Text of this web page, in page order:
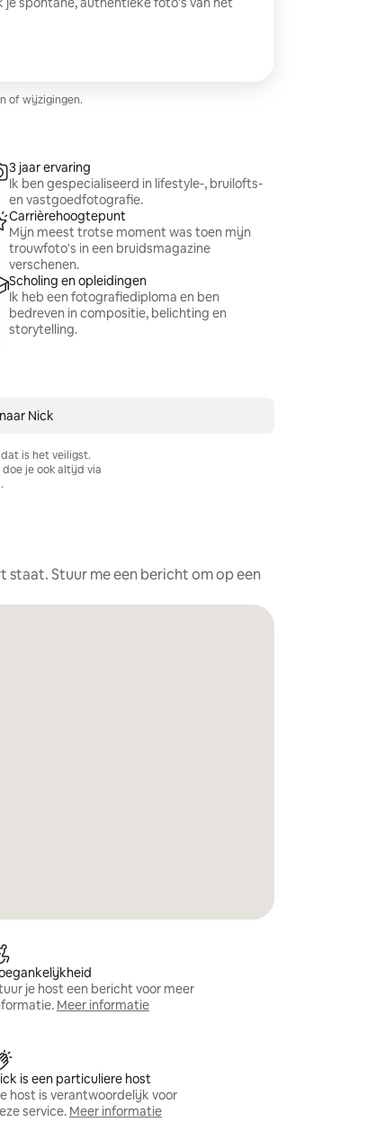
of wijzigingen.
3 jaar ervaring
Ik ben gespecialiseerd in lifestyle-, bruilofts-
en vastgoedfotografie.
Carrièrehoogtepunt
Mijn meest trotse moment was toen mijn
trouwfoto's in een bruidsmagazine
verschenen.
Scholing en opleidingen
Ik heb een fotografiediploma en ben
bedreven in compositie, belichting en
storytelling.
Nick
is het veiligst.
je ook altijd via
staat. Stuur me een bericht om op een
je host een bericht voor meer
Meer informatie
is een particuliere host
host is verantwoordelijk voor
service. Meer informatie